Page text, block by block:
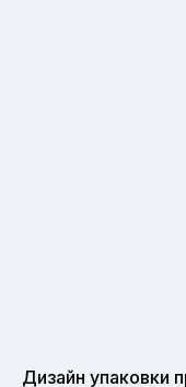
Дизайн упаковки